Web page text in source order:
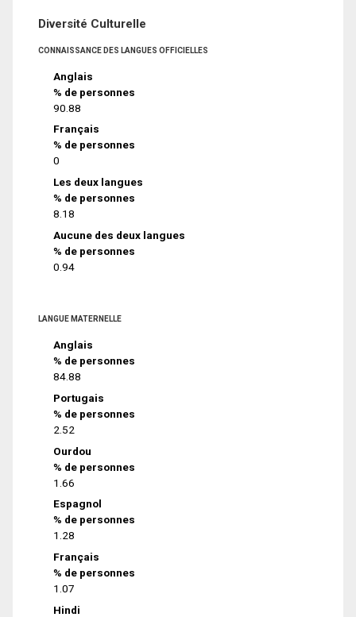
Diversité Culturelle
CONNAISSANCE DES LANGUES OFFICIELLES
Anglais
% de personnes
90.88
Français
% de personnes
0
Les deux langues
% de personnes
8.18
Aucune des deux langues
% de personnes
0.94
LANGUE MATERNELLE
Anglais
% de personnes
84.88
Portugais
% de personnes
2.52
Ourdou
% de personnes
1.66
Espagnol
% de personnes
1.28
Français
% de personnes
1.07
Hindi